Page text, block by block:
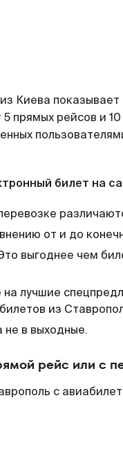
Киева
прямых рейсов и
билет на
от и до
выгоднее чем
лучшие
из
не в выходные.
рейс или с
с